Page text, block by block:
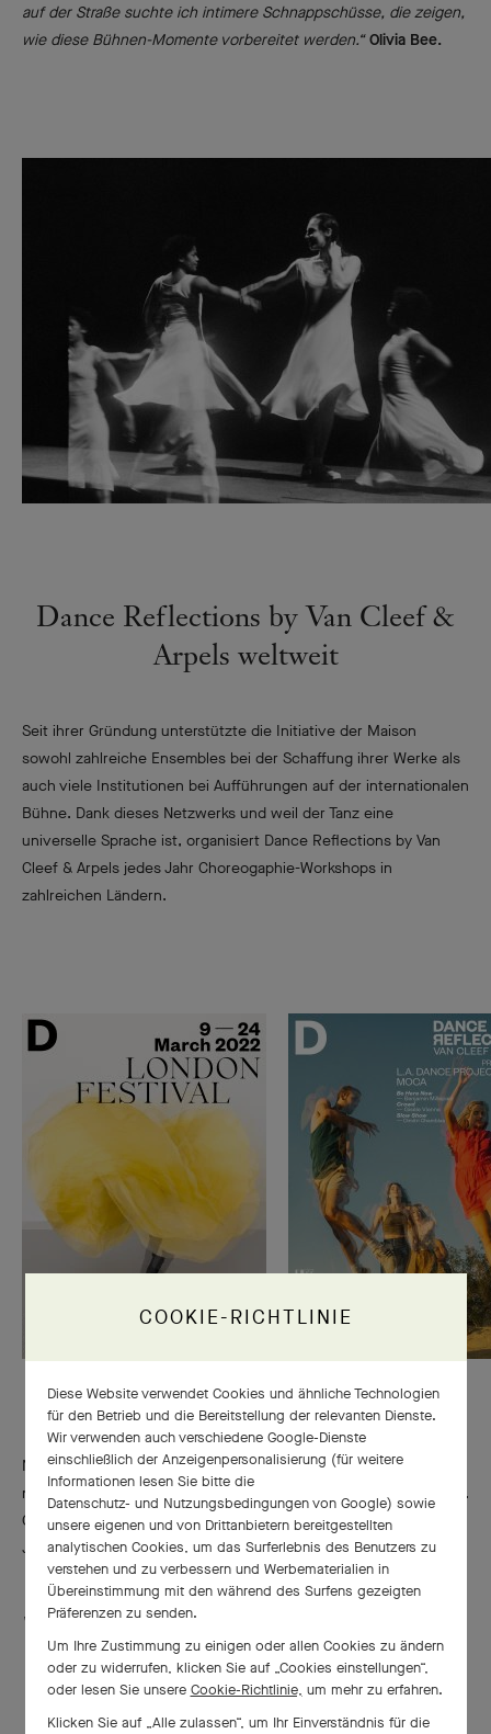
auf der Straße suchte ich intimere Schnappschüsse, die zeigen,
wie diese Bühnen-Momente vorbereitet werden.“ Olivia Bee.
Dance Reflections by Van Cleef &
Arpels weltweit
Seit ihrer Gründung unterstützte die Initiative der Maison
sowohl zahlreiche Ensembles bei der Schaffung ihrer Werke als
auch viele Institutionen bei Aufführungen auf der internationalen
Bühne. Dank dieses Netzwerks und weil der Tanz eine
universelle Sprache ist, organisiert Dance Reflections by Van
Cleef & Arpels jedes Jahr Choreogaphie-Workshops in
zahlreichen Ländern.
Nach London, Los Angeles, Hongkong und New York wird das
nächste Dance Reflections by Van Cleef & Arpels Festival vom 4.
Oktober bis 16. November 2024 in Kyoto und Saitama - Tokio,
Japan, stattfinden.
WEITERE INFORMATIONEN FINDEN SIE AUF DER WEBSITE
DANCE REFLECTIONS BY VAN CLEEF & ARPELS
COOKIE-RICHTLINIE
Diese Website verwendet Cookies und ähnliche Technologien
für den Betrieb und die Bereitstellung der relevanten Dienste.
Wir verwenden auch verschiedene Google-Dienste
einschließlich der Anzeigenpersonalisierung (für weitere
Informationen lesen Sie bitte die
Datenschutz- und Nutzungsbedingungen von Google) sowie
unsere eigenen und von Drittanbietern bereitgestellten
analytischen Cookies, um das Surferlebnis des Benutzers zu
verstehen und zu verbessern und Werbematerialien in
Übereinstimmung mit den während des Surfens gezeigten
Präferenzen zu senden.
Um Ihre Zustimmung zu einigen oder allen Cookies zu ändern
oder zu widerrufen, klicken Sie auf „Cookies einstellungen“,
oder lesen Sie unsere Cookie-Richtlinie, um mehr zu erfahren.
Klicken Sie auf „Alle zulassen“, um Ihr Einverständnis für die